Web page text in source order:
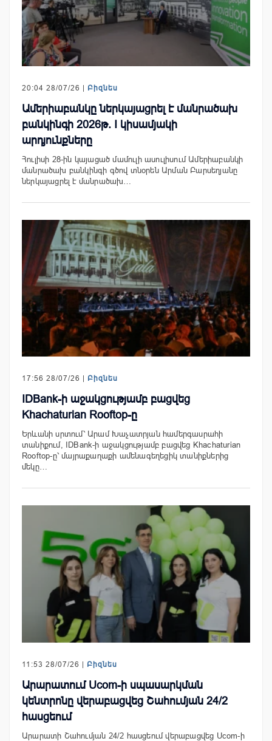
20:04 28/07/26 | Բիզնես
Ամերիաբանկը ներկայացրել է մանրածախ
բանկինգի 2026թ. I կիսամյակի
արդյունքները
Հուլիսի 28-ին կայացած մամուլի ասուլիսում Ամերիաբանկի
մանրածախ բանկինգի գծով տնօրեն Արման Բարսեղյանը
ներկայացրել է մանրածախ…
17:56 28/07/26 | Բիզնես
IDBank-ի աջակցությամբ բացվեց
Khachaturian Rooftop-ը
Երևանի սրտում՝ Արամ Խաչատրյան համերգասրահի
տանիքում, IDBank-ի աջակցությամբ բացվեց Khachaturian
Rooftop-ը՝ մայրաքաղաքի ամենագեղեցիկ տանիքներից
մեկը…
11:53 28/07/26 | Բիզնես
Արարատում Ucom-ի սպասարկման
կենտրոնը վերաբացվեց Շահումյան 24/2
հասցեում
Արարատի Շահումյան 24/2 հասցեում վերաբացվեց Ucom-ի